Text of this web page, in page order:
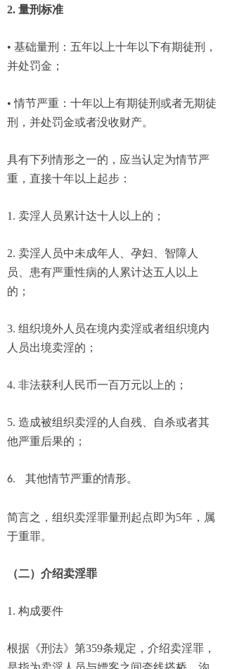
2. 量刑标准
• 基础量刑：五年以上十年以下有期徒刑，
并处罚金；
• 情节严重：十年以上有期徒刑或者无期徒
刑，并处罚金或者没收财产。
具有下列情形之一的，应当认定为情节严
重，直接十年以上起步：
1. 卖淫人员累计达十人以上的；
2. 卖淫人员中未成年人、孕妇、智障人
员、患有严重性病的人累计达五人以上
的；
3. 组织境外人员在境内卖淫或者组织境内
人员出境卖淫的；
4. 非法获利人民币一百万元以上的；
5. 造成被组织卖淫的人自残、自杀或者其
他严重后果的；
6. 其他情节严重的情形。
简言之，组织卖淫罪量刑起点即为5年，属
于重罪。
（二）介绍卖淫罪
1. 构成要件
根据《刑法》第359条规定，介绍卖淫罪，